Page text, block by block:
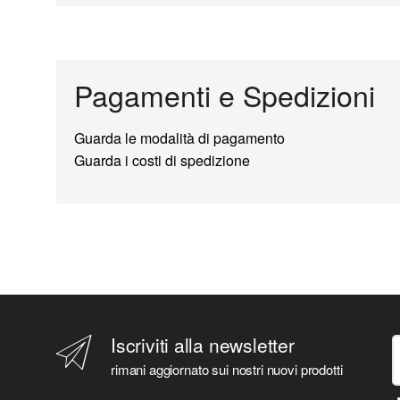
Pagamenti e Spedizioni
Guarda le modalità di pagamento
Guarda i costi di spedizione
Iscriviti alla newsletter
rimani aggiornato sui nostri nuovi prodotti